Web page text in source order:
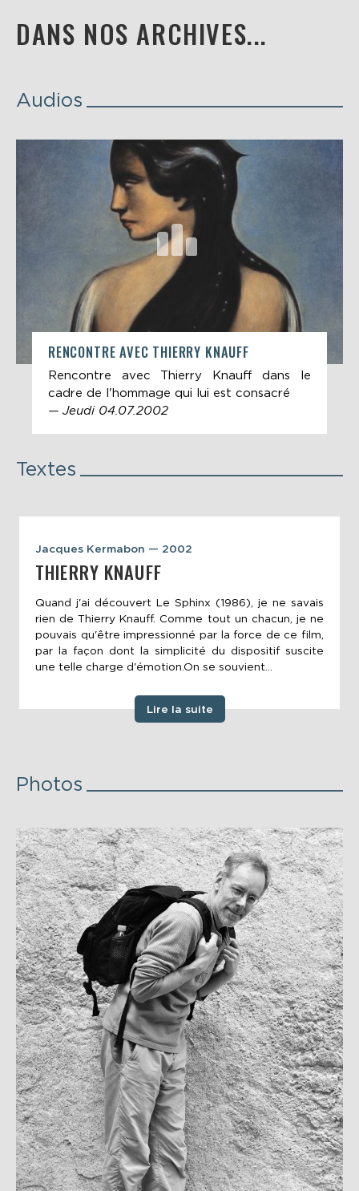
DANS NOS ARCHIVES...
Audios
RENCONTRE AVEC THIERRY KNAUFF
Rencontre avec Thierry Knauff dans le
cadre de l'hommage qui lui est consacré
— Jeudi 04.07.2002
Textes
Jacques Kermabon — 2002
THIERRY KNAUFF
Quand j'ai découvert Le Sphinx (1986), je ne savais
rien de Thierry Knauff. Comme tout un chacun, je ne
pouvais qu'être impressionné par la force de ce film,
par la façon dont la simplicité du dispositif suscite
une telle charge d'émotion.On se souvient...
Lire la suite
Photos